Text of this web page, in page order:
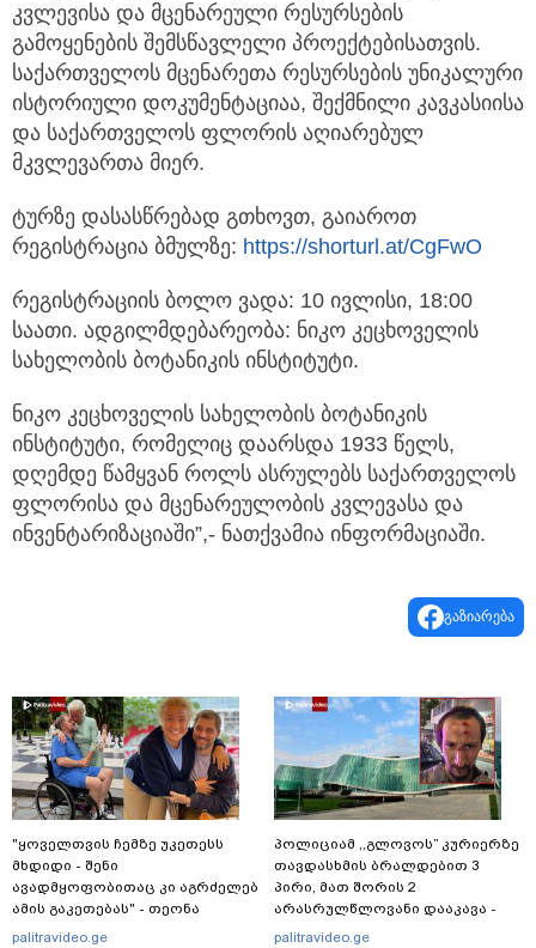
კვლევისა და მცენარეული რესურსების
გამოყენების შემსწავლელი პროექტებისათვის.
საქართველოს მცენარეთა რესურსების უნიკალური
ისტორიული დოკუმენტაციაა, შექმნილი კავკასიისა
და საქართველოს ფლორის აღიარებულ
მკვლევართა მიერ.
ტურზე დასასწრებად გთხოვთ, გაიაროთ
რეგისტრაცია ბმულზე: https://shorturl.at/CgFwO
რეგისტრაციის ბოლო ვადა: 10 ივლისი, 18:00
საათი. ადგილმდებარეობა: ნიკო კეცხოველის
სახელობის ბოტანიკის ინსტიტუტი.
ნიკო კეცხოველის სახელობის ბოტანიკის
ინსტიტუტი, რომელიც დაარსდა 1933 წელს,
დღემდე წამყვან როლს ასრულებს საქართველოს
ფლორისა და მცენარეულობის კვლევასა და
ინვენტარიზაციაში”,- ნათქვამია ინფორმაციაში.
გაზიარება
"ყოველთვის ჩემზე უკეთესს
მხდიდი - შენი
ავადმყოფობითაც კი აგრძელებ
ამის გაკეთებას" - თეონა
კონტრიძე მეუღლეს ემოციურ
palitravideo.ge
პოლიციამ ,,გლოვოს” კურიერზე
თავდასხმის ბრალდებით 3
პირი, მათ შორის 2
არასრულწლოვანი დააკავა -
შსს ინფორმაციას ავრცელებს
palitravideo.ge